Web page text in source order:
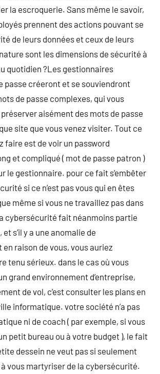
la escroquerie. Sans même le savoir,
prennent des actions pouvant se
de leurs données et ceux de leurs
sont les dimensions de sécurité à
quotidien ?Les gestionnaires
passe créeront et se souviendront
de passe complexes, qui vous
aisément des mots de passe
site que vous venez visiter. Tout ce
faire est de voir un password
et compliqué ( mot de passe patron )
le gestionnaire. pour ce fait s’embêter
si ce n’est pas vous qui en êtes
même si vous ne travaillez pas dans
cybersécurité fait néanmoins partie
s’il y a une anomalie de
raison de vous, vous auriez
tenu sérieux. dans le cas où vous
grand environnement d’entreprise,
de vol, c’est consulter les plans en
informatique. votre société n’a pas
ni de coach ( par exemple, si vous
petit bureau ou à votre budget ), le fait
dessein ne veut pas si seulement
à vous martyriser de la cybersécurité.